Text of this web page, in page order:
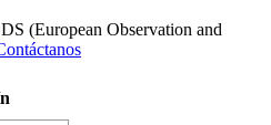
(European Observation and